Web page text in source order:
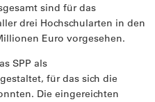
sind für das
drei Hochschularten in den
Euro vorgesehen.
SPP als
für das sich die
Die eingereichten